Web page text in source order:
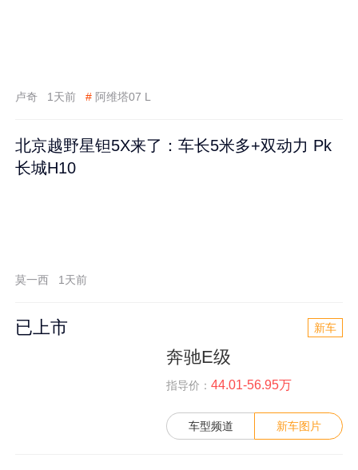
卢奇 1天前 # 阿维塔07 L
北京越野星钽5X来了：车长5米多+双动力 Pk
长城H10
莫一西 1天前
已上市 新车
奔驰E级
指导价： 44.01-56.95万
车型频道 新车图片